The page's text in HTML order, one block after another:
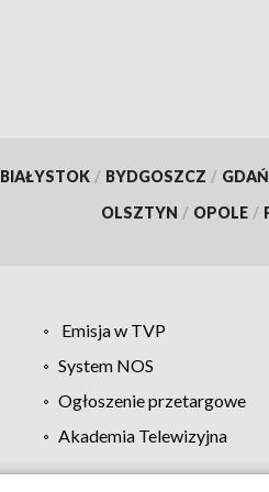
BIAŁYSTOK / BYDGOSZCZ /
OLSZTYN / OPOLE /
Emisja w TVP
System NOS
Ogłoszenie przetargowe
Akademia Telewizyjna